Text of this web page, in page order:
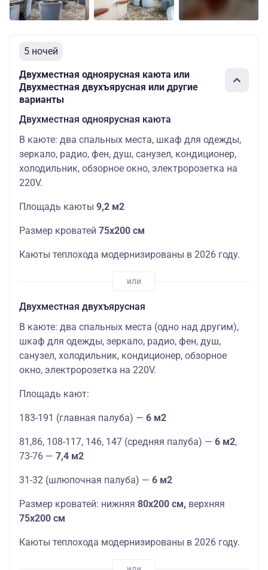
5 ночей
Двухместная одноярусная каюта или
Двухместная двухъярусная или другие
варианты
Двухместная одноярусная каюта
В каюте: два спальных места, шкаф для одежды,
зеркало, радио, фен, душ, санузел, кондиционер,
холодильник, обзорное окно, электророзетка на
220V.
Площадь каюты 9,2 м2
Размер кроватей 75х200 см
Каюты теплохода модернизированы в 2026 году.
Двухместная двухъярусная
В каюте: два спальных места (одно над другим),
шкаф для одежды, зеркало, радио, фен, душ,
санузел, холодильник, кондиционер, обзорное
окно, электророзетка на 220V.
Площадь кают:
183-191 (главная палуба) — 6 м2
81,86, 108-117, 146, 147 (средняя палуба) — 6 м2,
73-76 — 7,4 м2
31-32 (шлюпочная палуба) — 6 м2
Размер кроватей: нижняя 80х200 см, верхняя
75х200 см
Каюты теплохода модернизированы в 2026 году.